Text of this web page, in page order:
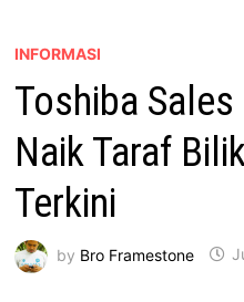
INFORMASI
Toshiba Sales
Naik Taraf
Terkini
by Bro Framestone